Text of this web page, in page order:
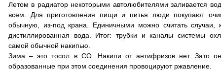
Летом в радиатор некоторыми автолюбителями заливается
всем. Для приготовления пищи и питья люди покупают
обычную, из-под крана. Единичными можно считать случаи,
дистиллированная вода. Итог: трубки и каналы системы
самой обычной накипью.
Зима – это тосол в СО. Накипи от антифризов нет. Зато
образованные при этом соединения провоцируют ржавление.